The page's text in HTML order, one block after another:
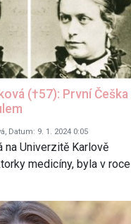
(†57): První Češka
Datum: 9. 1. 2024 0:05
na Univerzitě Karlově
medicíny, byla v roce